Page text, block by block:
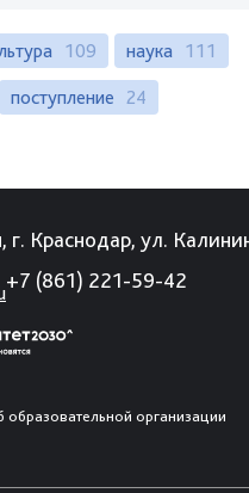
109 наука 111
поступление 24
г. Краснодар, ул.
+7 (861) 221-59-42
образовательной организации